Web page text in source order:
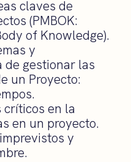
claves de
(PMBOK:
of Knowledge).
y
de gestionar las
un Proyecto:
en la
en un proyecto.
y